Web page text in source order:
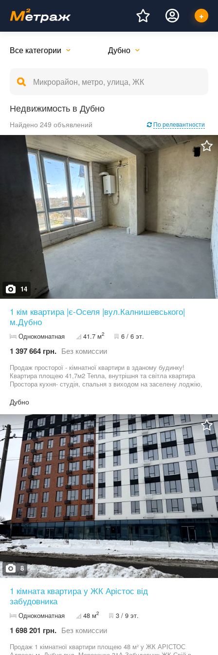
Все категории Дубно
Недвижимость в Дубно
Найдено 249 объявлений По релевантности
14
1 кім квартира |є-Оселя |вул.Калнишевського|
м.Дубно
Однокомнатная 41.7 м2 6 / 6 эт.
1 397 664 грн. Без комиссии
Продаж просторої - кімнатної квартири в зданому будинку!
Квартира площею 41,7м2 Тепла, внутрішня та світла квартира
Простора кухня- студія, спальня з виходом на заселену лоджію,
встановлено 2-х контурний газовий котел, поштукатурено несучі
стіни, стяжка на підлозі, лічильники, вхідні броньовані двері
Підʼїзд будинку з ремонтом - декоративна штукатурка на стінах,
плитка на підлозі. Гарні просторі холи Будинок цегляний,
утеплений ззовні з облаштованою територією двору -
паркомісця, вкладено бруківку, дитячий майданчик
Телефонуйте, адже квартира чудового, зручного планування і за
хорошою ціною!
Дубно
8
1 кімната квартира у ЖК Арістос від
забудовника
Однокомнатная 48 м2 3 / 9 эт.
1 698 201 грн. Без комиссии
Продаж 1 кімнатної квартири площею 48 м² у ЖК АРІСТОС